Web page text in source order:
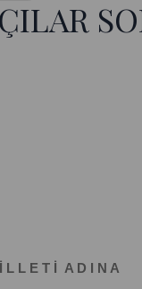
L L E T İ A D I N A